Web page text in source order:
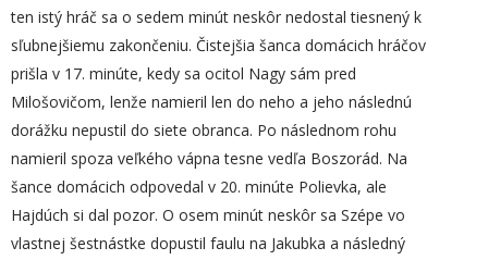
ten istý hráč sa o sedem minút neskôr nedostal tiesnený k
sľubnejšiemu zakončeniu. Čistejšia šanca domácich hráčov
prišla v 17. minúte, kedy sa ocitol Nagy sám pred
Milošovičom, lenže namieril len do neho a jeho následnú
dorážku nepustil do siete obranca. Po následnom rohu
namieril spoza veľkého vápna tesne vedľa Boszorád. Na
šance domácich odpovedal v 20. minúte Polievka, ale
Hajdúch si dal pozor. O osem minút neskôr sa Szépe vo
vlastnej šestnástke dopustil faulu na Jakubka a následný